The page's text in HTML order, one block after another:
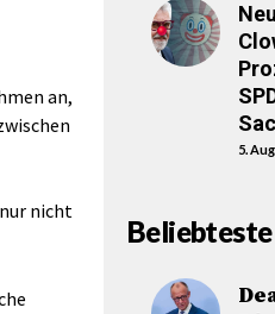
an,
nicht
5.